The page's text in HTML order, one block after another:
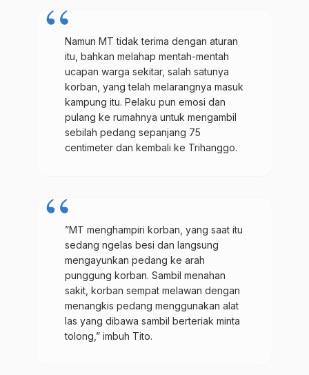
Namun MT tidak terima dengan aturan
itu, bahkan melahap mentah-mentah
ucapan warga sekitar, salah satunya
korban, yang telah melarangnya masuk
kampung itu. Pelaku pun emosi dan
pulang ke rumahnya untuk mengambil
sebilah pedang sepanjang 75
centimeter dan kembali ke Trihanggo.
”MT menghampiri korban, yang saat itu
sedang ngelas besi dan langsung
mengayunkan pedang ke arah
punggung korban. Sambil menahan
sakit, korban sempat melawan dengan
menangkis pedang menggunakan alat
las yang dibawa sambil berteriak minta
tolong,” imbuh Tito.